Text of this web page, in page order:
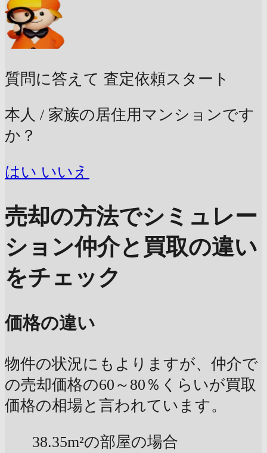
質問に答えて 査定依頼スタート
本人 / 家族の居住用マンションです
か？
はい いいえ
売却の方法でシミュレー
ション仲介と買取の違い
をチェック
価格の違い
物件の状況にもよりますが、仲介で
の売却価格の60～80％くらいが買取
価格の相場と言われています。
38.35m²の部屋の場合